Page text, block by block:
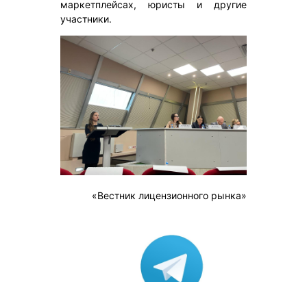
маркетплейсах, юристы и другие
участники.
«Вестник лицензионного рынка»